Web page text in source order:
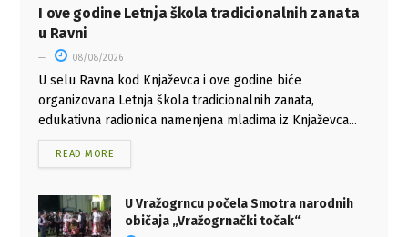
I ove godine Letnja škola tradicionalnih zanata
u Ravni
08/08/2026
U selu Ravna kod Knjaževca i ove godine biće
organizovana Letnja škola tradicionalnih zanata,
edukativna radionica namenjena mladima iz Knjaževca...
READ MORE
U Vražogrncu počela Smotra narodnih
običaja „Vražogrnački točak“